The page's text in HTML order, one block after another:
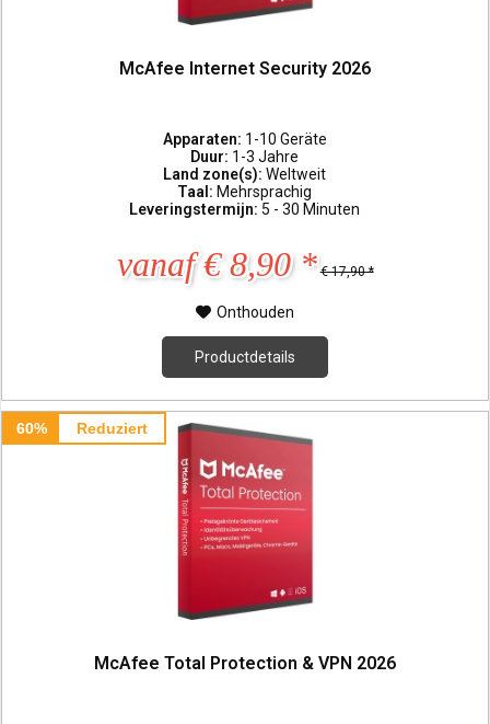
McAfee Internet Security 2026
Apparaten: 1-10 Geräte
Duur: 1-3 Jahre
Land zone(s):Weltweit
Taal: Mehrsprachig
Leveringstermijn: 5 - 30 Minuten
vanaf € 8,90 * € 17,90 *
Onthouden
Productdetails
60% Reduziert
McAfee Total Protection & VPN 2026